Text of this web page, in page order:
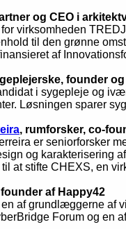
og CEO i
virksomheden
til den grønne
af
founder
i sygepleje og
Løsningen sparer
, rumforsker, co-
er seniorforsker
og karakterisering
at stifte CHEXS, en
founder af Happy42
af grundlæggerne af
Forum og en